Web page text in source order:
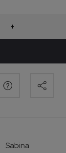
+
Sabina